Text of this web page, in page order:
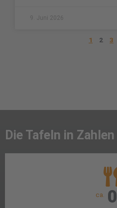
9. Juni 2026
1 2 3
Die Tafeln in Zahlen
ca. 0